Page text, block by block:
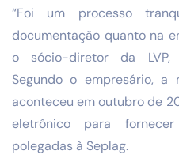
“Foi um processo
documentação quanto na
o sócio-diretor da LVP,
Segundo o empresário, a
aconteceu em outubro de
eletrônico para
polegadas à Seplag.